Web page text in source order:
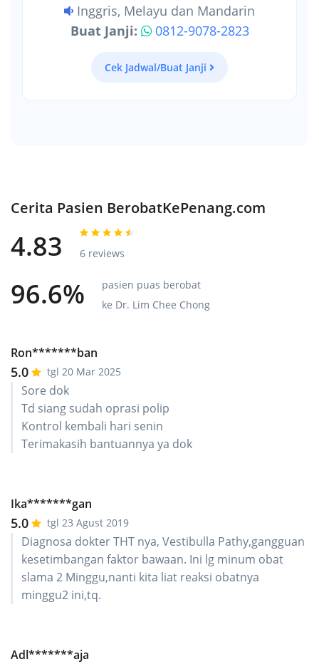
Inggris, Melayu dan Mandarin
Buat Janji:
0812-9078-2823
Cek Jadwal/Buat Janji
Cerita Pasien BerobatKePenang.com
4.83 6 reviews
96.6%
pasien puas berobat
ke Dr. Lim Chee Chong
Ron*******ban
5.0 tgl 20 Mar 2025
Sore dok
Td siang sudah oprasi polip
Kontrol kembali hari senin
Terimakasih bantuannya ya dok
Ika*******gan
5.0 tgl 23 Agust 2019
Diagnosa dokter THT nya, Vestibulla Pathy,gangguan
kesetimbangan faktor bawaan. Ini lg minum obat
slama 2 Minggu,nanti kita liat reaksi obatnya
minggu2 ini,tq.
Adl*******aja